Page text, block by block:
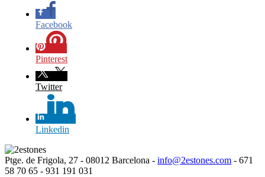
Facebook
Pinterest
Twitter
Linkedin
Ptge. de Frigola, 27 - 08012 Barcelona - info@2estones.com - 671
58 70 65 - 931 191 031